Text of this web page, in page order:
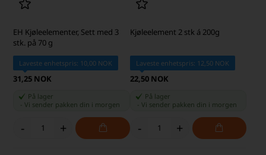
EH Kjøleelementer, Sett med 3
stk. på 70 g
Laveste enhetspris: 10,00 NOK
31,25 NOK
På lager
-Vi sender pakken din i morgen
- +
Kjøleelement 2 stk á 200g
Laveste enhetspris: 12,50 NOK
22,50 NOK
På lager
Vi sender pakken din i morgen
- +